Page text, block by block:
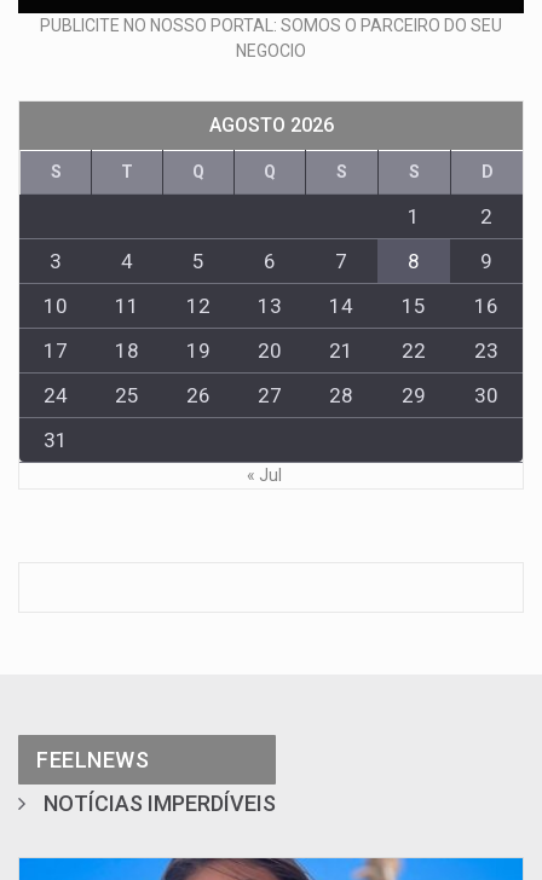
PUBLICITE NO NOSSO PORTAL: SOMOS O PARCEIRO DO SEU
NEGOCIO
AGOSTO 2026
S T Q Q S S D
1
2
3
4 5 6 7 8
9
10
11 12 13 14 15
16
17
18 19 20 21 22
23
24
25 26 27 28 29
30
31
« Jul
FEELNEWS
NOTÍCIAS IMPERDÍVEIS